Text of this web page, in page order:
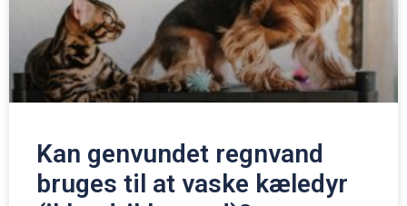
Kan genvundet regnvand
bruges til at vaske kæledyr